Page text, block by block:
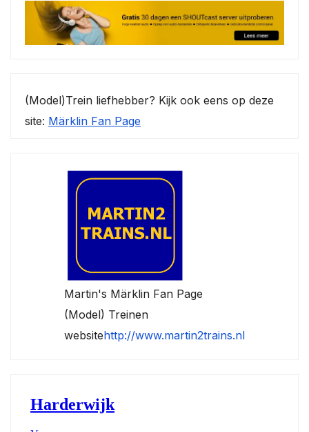
(Model)Trein liefhebber? Kijk ook eens op deze
site: Märklin Fan Page
Martin's Märklin Fan Page
(Model) Treinen
websitehttp://www.martin2trains.nl